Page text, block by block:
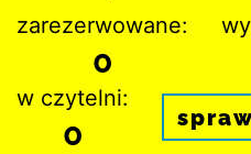
zarezerwowane:
0
w czytelni:
0